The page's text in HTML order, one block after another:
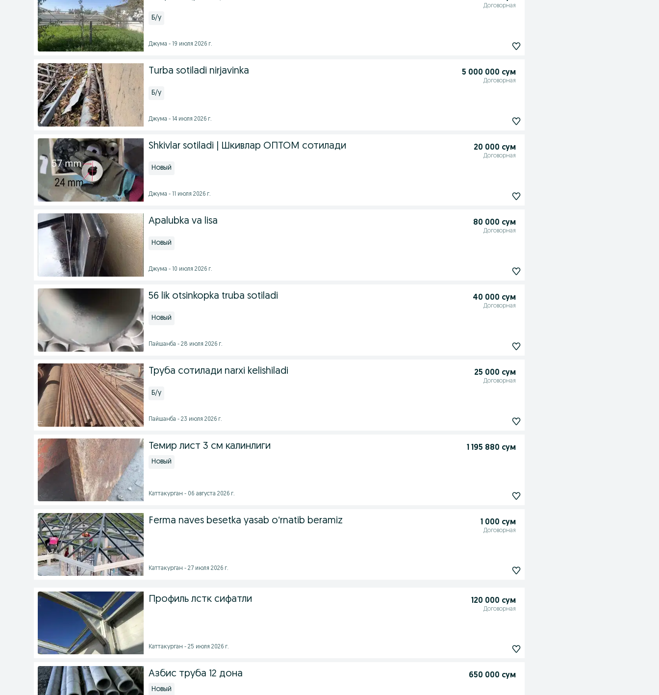
Договорная
Б/у
Джума - 19 июля 2026 г.
Turba sotiladi nirjavinka 5 000 000 сум
Договорная
Б/у
Джума - 14 июля 2026 г.
Shkivlar sotiladi | Шкивлар ОПТОМ сотилади 20 000 сум
Договорная
Новый
Джума - 11 июля 2026 г.
Apalubka va lisa 80 000 сум
Договорная
Новый
Джума - 10 июля 2026 г.
56 lik otsinkopka truba sotiladi 40 000 сум
Договорная
Новый
Пайшанба - 28 июля 2026 г.
Труба сотилади narxi kelishiladi 25 000 сум
Договорная
Б/у
Пайшанба - 23 июля 2026 г.
Темир лист 3 см калинлиги 1 195 880 сум
Новый
Каттакурган - 06 августа 2026 г.
Ferma naves besetka yasab oʻrnatib beramiz 1 000 сум
Договорная
Каттакурган - 27 июля 2026 г.
Профиль лстк сифатли 120 000 сум
Договорная
Каттакурган - 25 июля 2026 г.
Азбис труба 12 дона 650 000 сум
Новый